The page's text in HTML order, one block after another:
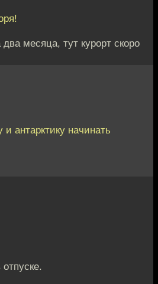
месяца, тут курорт скоро
антарктику начинать